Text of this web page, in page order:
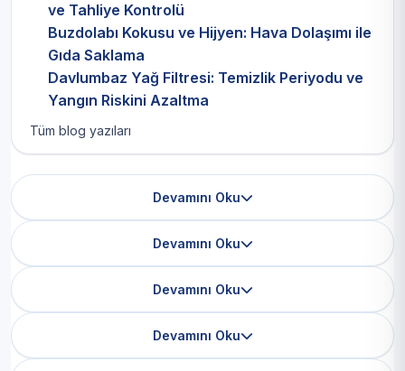
ve Tahliye Kontrolü
Buzdolabı Kokusu ve Hijyen: Hava Dolaşımı ile
Gıda Saklama
Davlumbaz Yağ Filtresi: Temizlik Periyodu ve
Yangın Riskini Azaltma
Tüm blog yazıları
Devamını Oku
Devamını Oku
Devamını Oku
Devamını Oku